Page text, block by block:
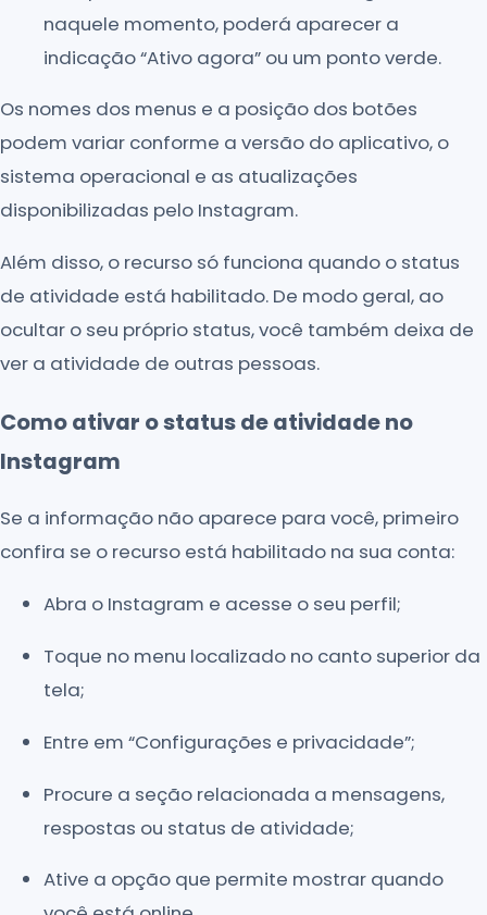
naquele momento, poderá aparecer a
indicação “Ativo agora” ou um ponto verde.
Os nomes dos menus e a posição dos botões
podem variar conforme a versão do aplicativo, o
sistema operacional e as atualizações
disponibilizadas pelo Instagram.
Além disso, o recurso só funciona quando o status
de atividade está habilitado. De modo geral, ao
ocultar o seu próprio status, você também deixa de
ver a atividade de outras pessoas.
Como ativar o status de atividade no
Instagram
Se a informação não aparece para você, primeiro
confira se o recurso está habilitado na sua conta:
Abra o Instagram e acesse o seu perfil;
Toque no menu localizado no canto superior da
tela;
Entre em “Configurações e privacidade”;
Procure a seção relacionada a mensagens,
respostas ou status de atividade;
Ative a opção que permite mostrar quando